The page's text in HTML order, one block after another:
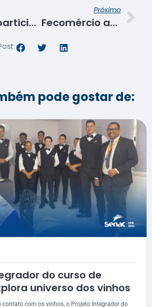
Senac participa do Café com RH
Próximo
Fecomércio assina Convênio de Cooperação Técnica entre Senac, CRC-SE e Sescap-SE
pode gostar de:
do curso de
universo dos vinhos
contato com os vinhos, o Projeto Integrador do